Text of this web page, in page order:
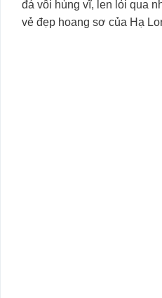
đá vôi hùng vĩ, len lỏi qua
vẻ đẹp hoang sơ của Hạ